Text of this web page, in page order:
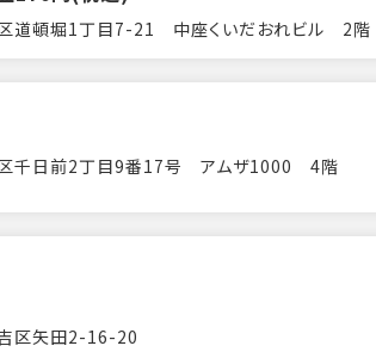
道頓堀1丁目7-21 中座くいだおれビル 2階
千日前2丁目9番17号 アムザ1000 4階
区矢田2-16-20